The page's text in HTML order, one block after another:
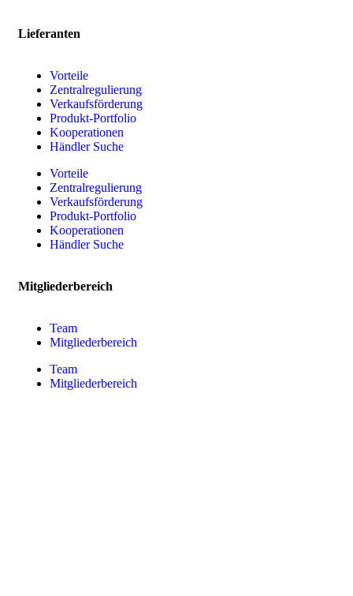
Lieferanten
Vorteile
Zentralregulierung
Verkaufsförderung
Produkt-Portfolio
Kooperationen
Händler Suche
Vorteile
Zentralregulierung
Verkaufsförderung
Produkt-Portfolio
Kooperationen
Händler Suche
Mitgliederbereich
Team
Mitgliederbereich
Team
Mitgliederbereich